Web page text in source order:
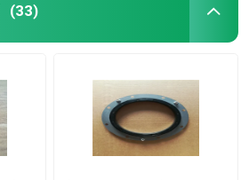
(33)